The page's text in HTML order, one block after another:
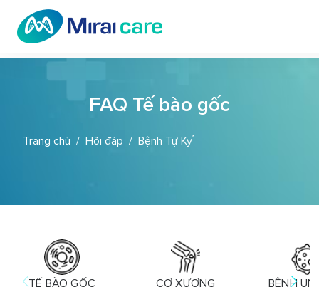
FAQ Tế bào gốc
Trang chủ Hỏi đáp Bệnh Tự Kỷ
TẾ BÀO GỐC
CƠ XƯƠNG
BỆNH